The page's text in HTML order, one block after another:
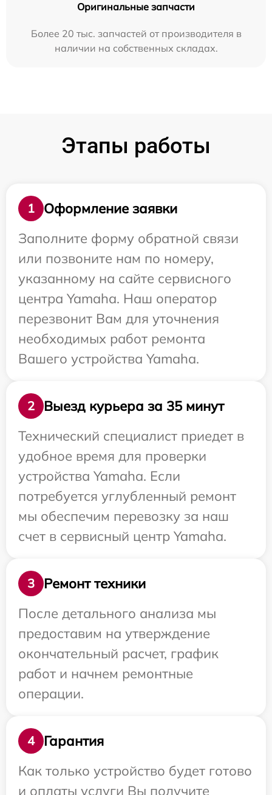
Оригинальные запчасти
Более 20 тыс. запчастей от производителя в
наличии на собственных складах.
Этапы работы
1
Оформление заявки
Заполните форму обратной связи
или позвоните нам по номеру,
указанному на сайте сервисного
центра Yamaha. Наш оператор
перезвонит Вам для уточнения
необходимых работ ремонта
Вашего устройства Yamaha.
2
Выезд курьера за 35 минут
Технический специалист приедет в
удобное время для проверки
устройства Yamaha. Если
потребуется углубленный ремонт
мы обеспечим перевозку за наш
счет в сервисный центр Yamaha.
3
Ремонт техники
После детального анализа мы
предоставим на утверждение
окончательный расчет, график
работ и начнем ремонтные
операции.
4
Гарантия
Как только устройство будет готово
и оплаты услуги Вы получите